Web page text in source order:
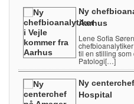
Ny
Aarhus
Lene Sofia
til en stilling
Patologi[…]
Ny
Hospital